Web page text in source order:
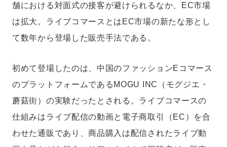
舗における対面式の接客が避けられるなか、EC市場
は拡大。ライブコマースとはEC市場の新たな形とし
て数年から登場した販売手法である。
初めて登場したのは、中国のファッションEコマース
のプラットフォームであるMOGU INC（モグジエ・
蘑菇街）の実験だったとされる。ライブコマースの
仕組みはライブ配信の動画と電子商取引（EC）を合
わせた通販であり、商品購入は配信されたライブ動